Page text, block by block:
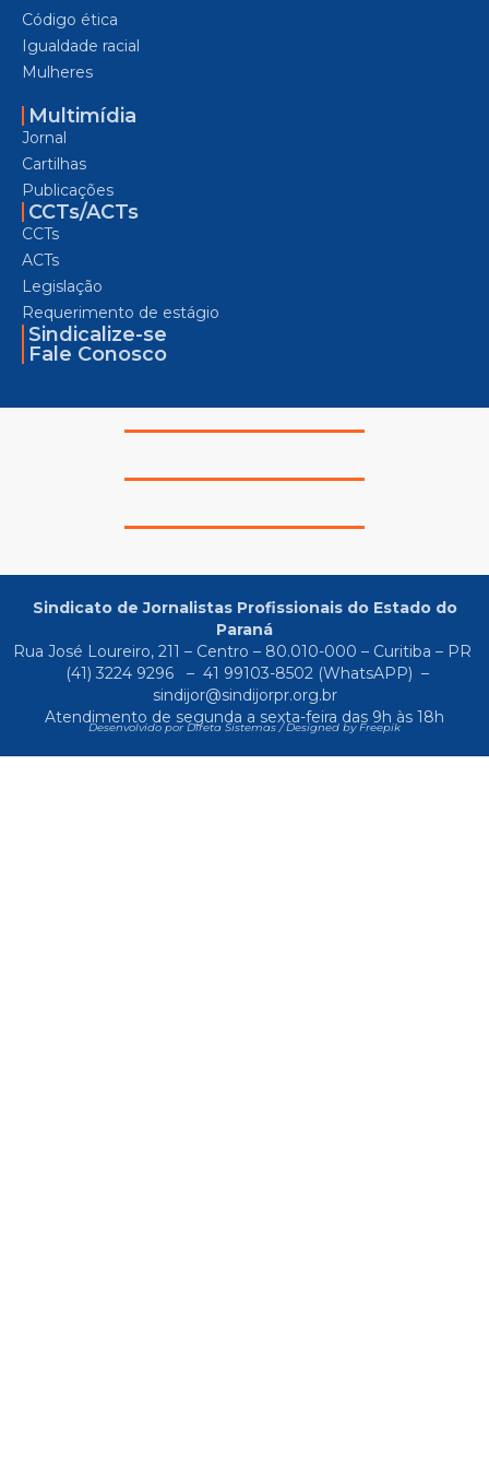
Código ética
Igualdade racial
Mulheres
Multimídia
Jornal
Cartilhas
Publicações
CCTs/ACTs
CCTs
ACTs
Legislação
Requerimento de estágio
Sindicalize-se
Fale Conosco
Sindicato de Jornalistas Profissionais do Estado do
Paraná
Rua José Loureiro, 211 – Centro – 80.010-000 – Curitiba – PR
(41) 3224 9296
– 41 99103-8502(WhatsAPP) –
sindijor@sindijorpr.org.br
Atendimento de segunda a sexta-feira das 9h às 18h
Desenvolvido por Direta Sistemas /Designed by Freepik